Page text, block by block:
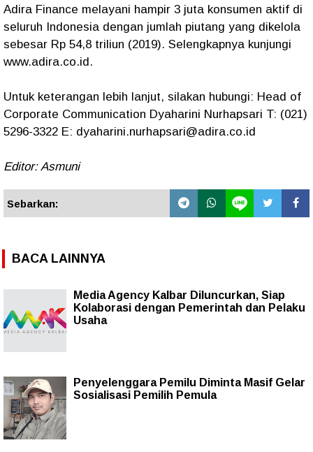
Adira Finance melayani hampir 3 juta konsumen aktif di
seluruh Indonesia dengan jumlah piutang yang dikelola
sebesar Rp 54,8 triliun (2019). Selengkapnya kunjungi
www.adira.co.id.
Untuk keterangan lebih lanjut, silakan hubungi: Head of
Corporate Communication Dyaharini Nurhapsari T: (021)
5296-3322 E: dyaharini.nurhapsari@adira.co.id
Editor: Asmuni
Sebarkan:
BACA LAINNYA
Media Agency Kalbar Diluncurkan, Siap
Kolaborasi dengan Pemerintah dan Pelaku
Usaha
Penyelenggara Pemilu Diminta Masif Gelar
Sosialisasi Pemilih Pemula